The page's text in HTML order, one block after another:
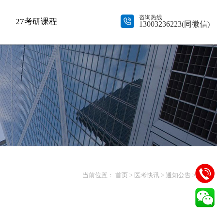
27考研课程 咨询热线
13003236223(同微信)
当前位置： 首页 > 医考快讯 > 通知公告 > 正文